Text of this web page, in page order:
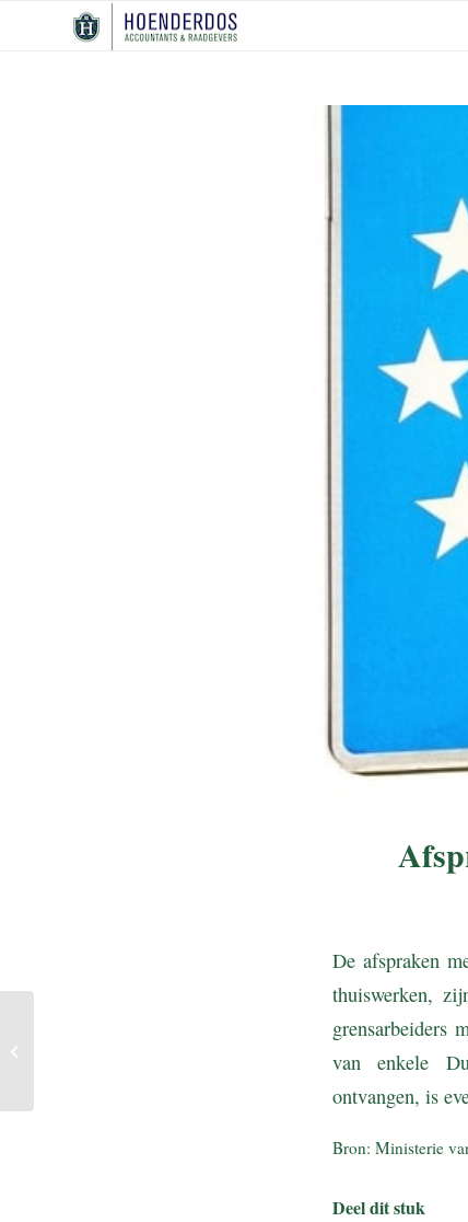
De afspraken
thuiswerken,
grensarbeiders
van enkele
ontvangen, is
Bron: Ministerie
Deel dit stuk